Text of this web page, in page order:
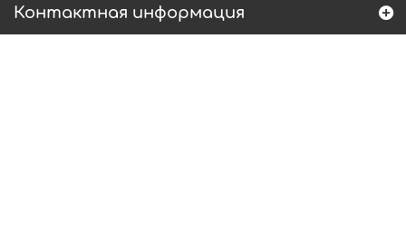
Контактная информация